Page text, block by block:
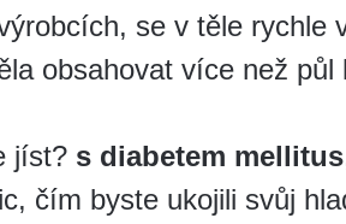
se v těle rychle
obsahovat více než
jíst? s diabetem mellitus
čím byste ukojili svůj